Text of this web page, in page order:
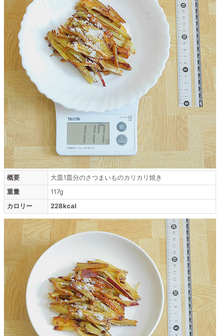
概要
大皿1皿分のさつまいものカリカリ焼き
重量
117g
カロリー
228kcal